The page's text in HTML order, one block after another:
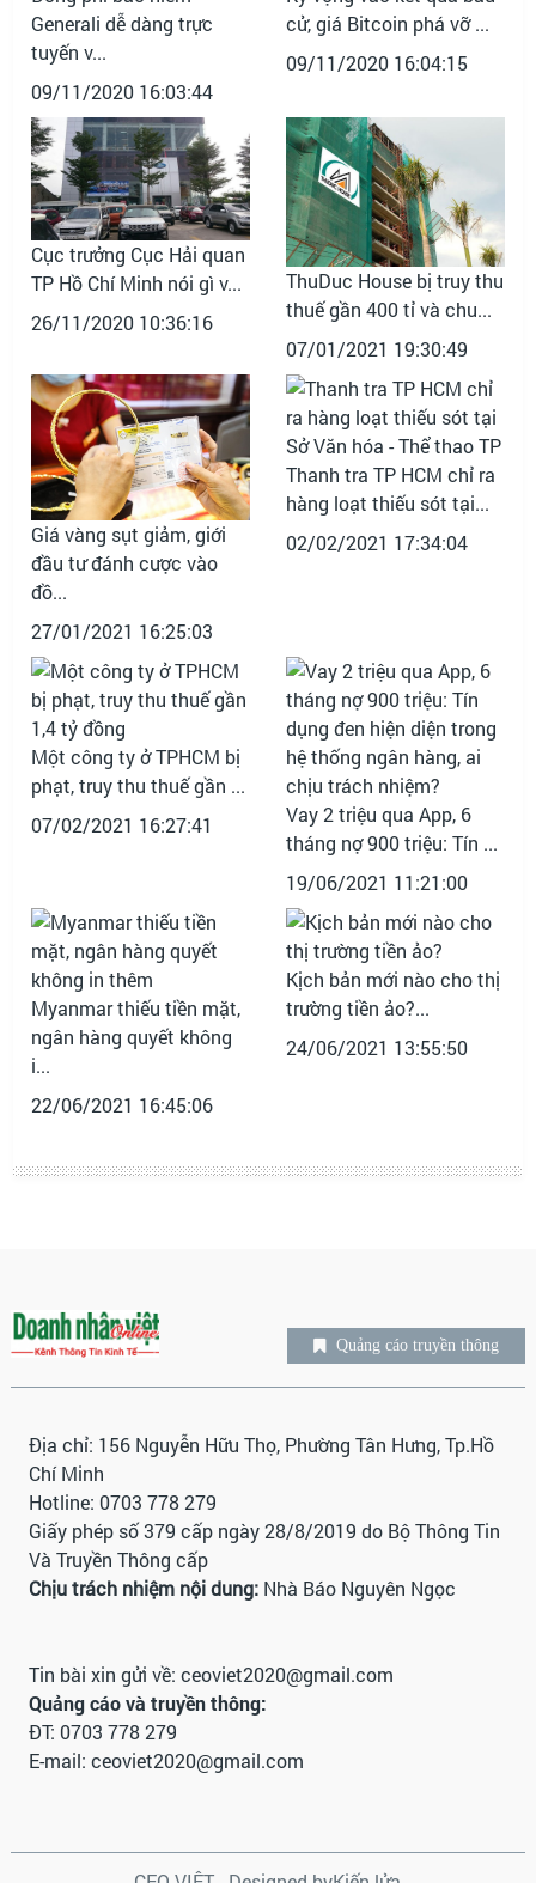
Generali dễ dàng trực
tuyến v...
09/11/2020 16:03:44
cử, giá Bitcoin phá vỡ ...
09/11/2020 16:04:15
Cục trưởng Cục Hải quan
TP Hồ Chí Minh nói gì v...
26/11/2020 10:36:16
ThuDuc House bị truy thu
thuế gần 400 tỉ và chu...
07/01/2021 19:30:49
Giá vàng sụt giảm, giới
đầu tư đánh cược vào
đồ...
27/01/2021 16:25:03
Thanh tra TP HCM chỉ ra
hàng loạt thiếu sót tại...
02/02/2021 17:34:04
Một công ty ở TPHCM bị
phạt, truy thu thuế gần ...
07/02/2021 16:27:41
Vay 2 triệu qua App, 6
tháng nợ 900 triệu: Tín ...
19/06/2021 11:21:00
Myanmar thiếu tiền mặt,
ngân hàng quyết không
i...
22/06/2021 16:45:06
Kịch bản mới nào cho thị
trường tiền ảo?...
24/06/2021 13:55:50
Quảng cáo truyền thông
Địa chỉ: 156 Nguyễn Hữu Thọ, Phường Tân Hưng, Tp.Hồ
Chí Minh
Hotline: 0703 778 279
Giấy phép số 379 cấp ngày 28/8/2019 do Bộ Thông Tin
Và Truyền Thông cấp
Chịu trách nhiệm nội dung:Nhà Báo Nguyên Ngọc
Tin bài xin gửi về: ceoviet2020@gmail.com
Quảng cáo và truyền thông:
ĐT: 0703 778 279
E-mail: ceoviet2020@gmail.com